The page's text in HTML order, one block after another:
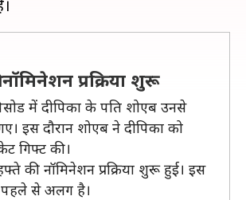
प्रक्रिया शुरू
में दीपिका के पति शोएब उनसे
इस दौरान शोएब ने दीपिका को
गिफ्ट की।
की नॉमिनेशन प्रक्रिया शुरू हुई। इस
पहले से अलग है।